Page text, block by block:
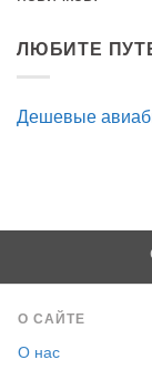
ЛЮБИТЕ
Дешевые
О САЙТЕ
О нас